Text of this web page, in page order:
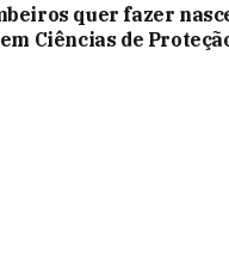
quer fazer
Ciências de